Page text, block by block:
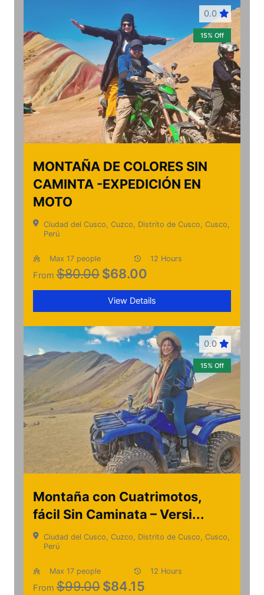
0.0
MONTAÑA DE COLORES SIN
CAMINTA -EXPEDICIÓN EN
MOTO
Ciudad del Cusco, Cuzco, Distrito de Cusco, Cusco,
Perú
Max 17 people 12 Hours
15% Off
From $80.00$68.00
View Details
0.0
Montaña con Cuatrimotos,
fácil Sin Caminata – Versi...
Ciudad del Cusco, Cuzco, Distrito de Cusco, Cusco,
Perú
Max 17 people 12 Hours
15% Off
From $99.00$84.15